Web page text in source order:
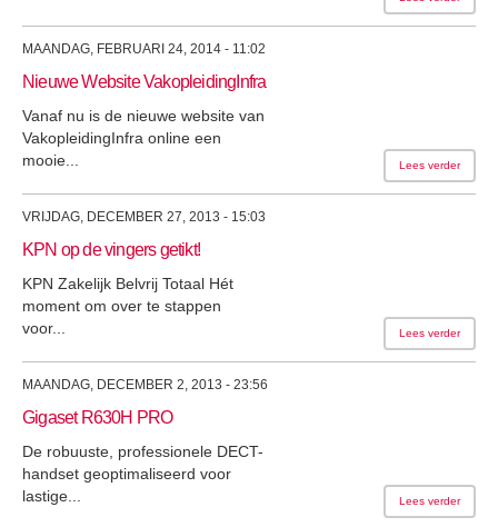
MAANDAG, FEBRUARI 24, 2014 - 11:02
Nieuwe Website VakopleidingInfra
Vanaf nu is de nieuwe website van
VakopleidingInfra online een
mooie...
Lees verder
VRIJDAG, DECEMBER 27, 2013 - 15:03
KPN op de vingers getikt!
KPN Zakelijk Belvrij Totaal Hét
moment om over te stappen
voor...
Lees verder
MAANDAG, DECEMBER 2, 2013 - 23:56
Gigaset R630H PRO
De robuuste, professionele DECT-
handset geoptimaliseerd voor
lastige...
Lees verder